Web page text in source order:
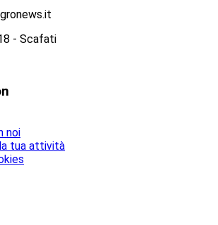
- Scafati
noi
tua attività